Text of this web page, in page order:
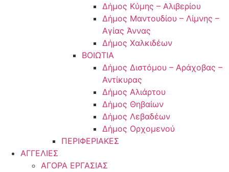
Δήμος Κύμης – Αλιβερίου
Δήμος Μαντουδίου – Λίμνης –
Αγίας Άννας
Δήμος Χαλκιδέων
ΒΟΙΩΤΙΑ
Δήμος Διστόμου – Αράχοβας –
Αντίκυρας
Δήμος Αλιάρτου
Δήμος Θηβαίων
Δήμος Λεβαδέων
Δήμος Ορχομενού
ΠΕΡΙΦΕΡΙΑΚΕΣ
ΑΓΓΕΛΙΕΣ
ΑΓΟΡΑ ΕΡΓΑΣΙΑΣ